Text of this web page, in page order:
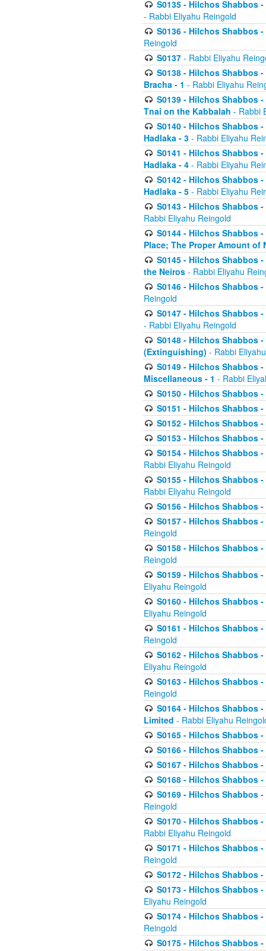
S0135 - Hilchos Shabbos
- Rabbi Eliyahu Reingold
S0136 - Hilchos Shabbos
Reingold
S0137- Rabbi Eliyahu
S0138 - Hilchos Shabbos
Bracha - 1 - Rabbi Eliyahu
S0139 - Hilchos Shabbos
Tnai on the Kabbalah - Rabbi
S0140 - Hilchos Shabbos
Hadlaka - 3 - Rabbi Eliyahu
S0141 - Hilchos Shabbos
Hadlaka - 4 - Rabbi Eliyahu
S0142 - Hilchos Shabbos
Hadlaka - 5 - Rabbi Eliyahu
S0143 - Hilchos Shabbos
Rabbi Eliyahu Reingold
S0144 - Hilchos Shabbos
Place; The Proper Amount of
S0145 - Hilchos Shabbos
the Neiros - Rabbi Eliyahu
S0146 - Hilchos Shabbos
Reingold
S0147 - Hilchos Shabbos
- Rabbi Eliyahu Reingold
S0148 - Hilchos Shabbos
(Extinguishing) - Rabbi
S0149 - Hilchos Shabbos
Miscellaneous - 1 - Rabbi
S0150 - Hilchos Shabbos
S0151 - Hilchos Shabbos
S0152 - Hilchos Shabbos
S0153 - Hilchos Shabbos
S0154 - Hilchos Shabbos
Rabbi Eliyahu Reingold
S0155 - Hilchos Shabbos
Rabbi Eliyahu Reingold
S0156 - Hilchos Shabbos
S0157 - Hilchos Shabbos
Reingold
S0158 - Hilchos Shabbos
Reingold
S0159 - Hilchos Shabbos
Eliyahu Reingold
S0160 - Hilchos Shabbos
Eliyahu Reingold
S0161 - Hilchos Shabbos
Reingold
S0162 - Hilchos Shabbos
Eliyahu Reingold
S0163 - Hilchos Shabbos
Reingold
S0164 - Hilchos Shabbos
Limited - Rabbi Eliyahu
S0165 - Hilchos Shabbos
S0166 - Hilchos Shabbos
S0167 - Hilchos Shabbos
S0168 - Hilchos Shabbos
S0169 - Hilchos Shabbos
Reingold
S0170 - Hilchos Shabbos
Rabbi Eliyahu Reingold
S0171 - Hilchos Shabbos
Reingold
S0172 - Hilchos Shabbos
S0173 - Hilchos Shabbos
Eliyahu Reingold
S0174 - Hilchos Shabbos
Reingold
S0175 - Hilchos Shabbos